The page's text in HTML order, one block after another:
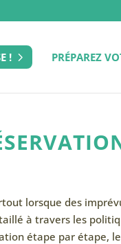
! PRÉPAREZ
lorsque des
à travers les
étape par étape,